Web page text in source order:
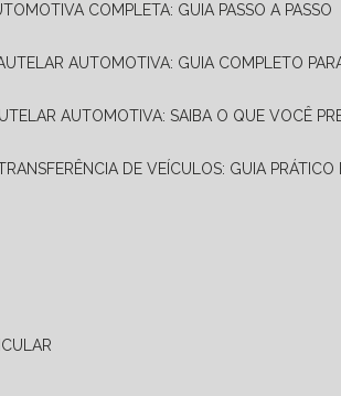
COMPLETA: GUIA PASSO A PASSO
AUTOMOTIVA: GUIA COMPLETO
AUTOMOTIVA: SAIBA O QUE VOCÊ
DE VEÍCULOS: GUIA PRÁTICO